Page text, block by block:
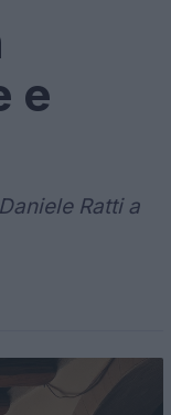
e
Ratti a